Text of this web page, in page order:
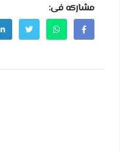
مشاركه فى: